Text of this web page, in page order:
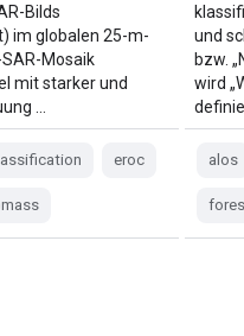
Bilds
im globalen 25-m-
Mosaik
mit starker und
…
eroc
und
bzw.
wird
alos